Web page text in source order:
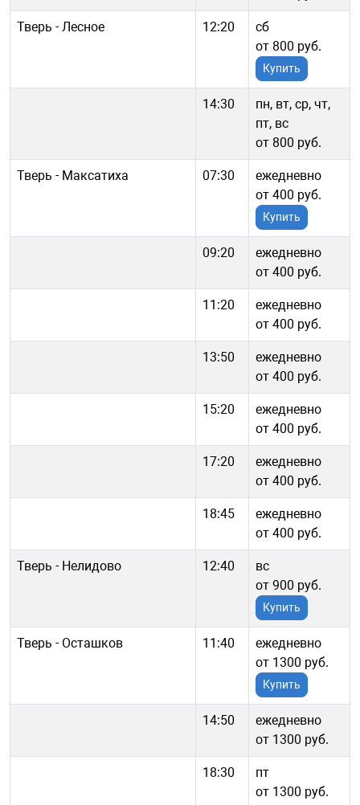
Тверь - Лесное 12:20
сб
от 800 руб.
Купить
14:30
пн, вт, ср, чт,
пт, вс
от 800 руб.
Тверь - Максатиха 07:30
ежедневно
от 400 руб.
Купить
09:20
ежедневно
от 400 руб.
11:20
ежедневно
от 400 руб.
13:50
ежедневно
от 400 руб.
15:20
ежедневно
от 400 руб.
17:20
ежедневно
от 400 руб.
18:45
ежедневно
от 400 руб.
Тверь - Нелидово 12:40
вс
от 900 руб.
Купить
Тверь - Осташков 11:40
ежедневно
от 1300 руб.
Купить
14:50
ежедневно
от 1300 руб.
18:30
пт
от 1300 руб.